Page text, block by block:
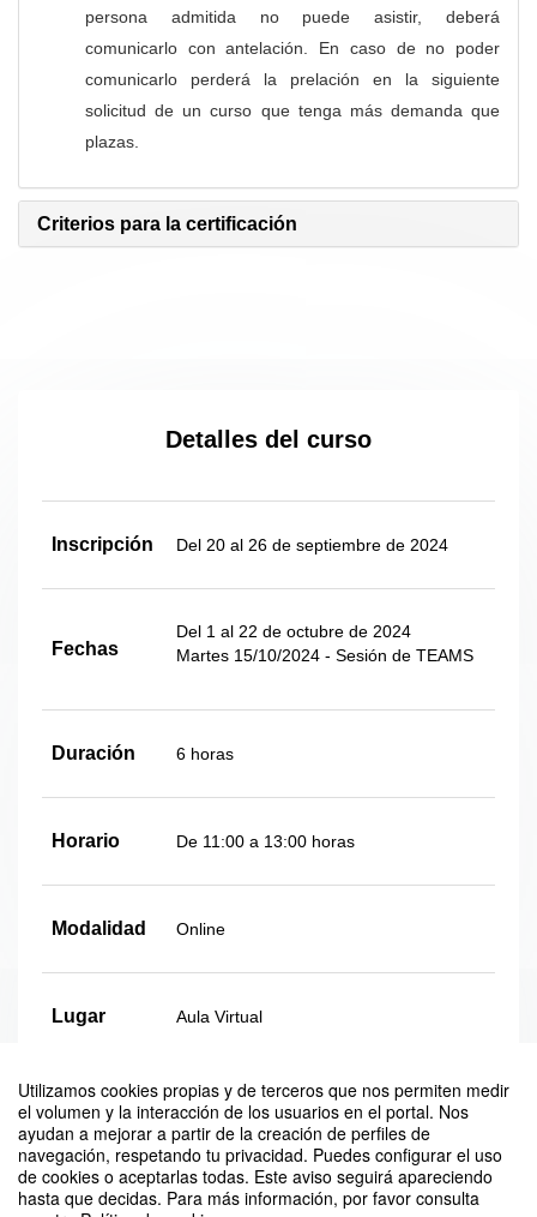
Utilizamos cookies propias y de terceros que nos permiten medir
el volumen y la interacción de los usuarios en el portal. Nos
ayudan a mejorar a partir de la creación de perfiles de
navegación, respetando tu privacidad. Puedes configurar el uso
de cookies o aceptarlas todas. Este aviso seguirá apareciendo
hasta que decidas. Para más información, por favor consulta
persona admitida no puede asistir, deberá
comunicarlo con antelación. En caso de no poder
comunicarlo perderá la prelación en la siguiente
solicitud de un curso que tenga más demanda que
plazas.
Criterios para la certificación
Detalles del curso
Inscripción Del 20 al 26 de septiembre de 2024
Fechas
Del 1 al 22 de octubre de 2024
Martes 15/10/2024 - Sesión de TEAMS
Duración 6 horas
Horario De 11:00 a 13:00 horas
Modalidad Online
Lugar Aula Virtual
Plazas Ilimitadas